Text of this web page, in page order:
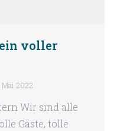
voller
Mai 2022
Wir sind alle
Gäste, tolle